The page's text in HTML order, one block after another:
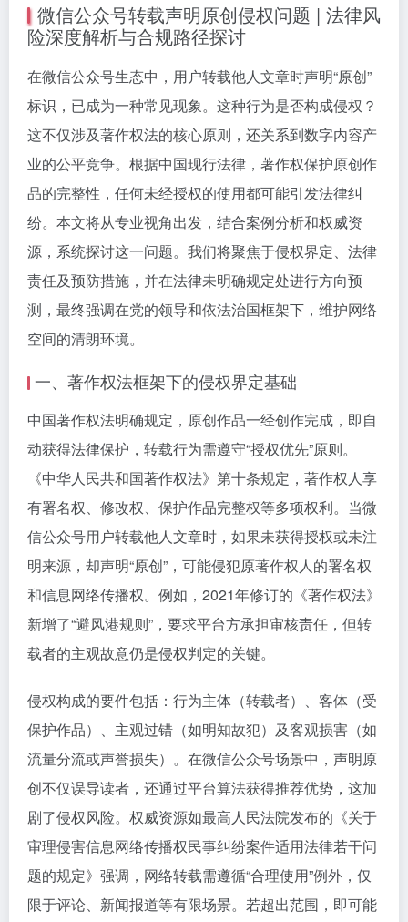
微信公众号转载声明原创侵权问题 | 法律风
险深度解析与合规路径探讨
在微信公众号生态中，用户转载他人文章时声明“原创”
标识，已成为一种常见现象。这种行为是否构成侵权？
这不仅涉及著作权法的核心原则，还关系到数字内容产
业的公平竞争。根据中国现行法律，著作权保护原创作
品的完整性，任何未经授权的使用都可能引发法律纠
纷。本文将从专业视角出发，结合案例分析和权威资
源，系统探讨这一问题。我们将聚焦于侵权界定、法律
责任及预防措施，并在法律未明确规定处进行方向预
测，最终强调在党的领导和依法治国框架下，维护网络
空间的清朗环境。
一、著作权法框架下的侵权界定基础
中国著作权法明确规定，原创作品一经创作完成，即自
动获得法律保护，转载行为需遵守“授权优先”原则。
《中华人民共和国著作权法》第十条规定，著作权人享
有署名权、修改权、保护作品完整权等多项权利。当微
信公众号用户转载他人文章时，如果未获得授权或未注
明来源，却声明“原创”，可能侵犯原著作权人的署名权
和信息网络传播权。例如，2021年修订的《著作权法》
新增了“避风港规则”，要求平台方承担审核责任，但转
载者的主观故意仍是侵权判定的关键。
侵权构成的要件包括：行为主体（转载者）、客体（受
保护作品）、主观过错（如明知故犯）及客观损害（如
流量分流或声誉损失）。在微信公众号场景中，声明原
创不仅误导读者，还通过平台算法获得推荐优势，这加
剧了侵权风险。权威资源如最高人民法院发布的《关于
审理侵害信息网络传播权民事纠纷案件适用法律若干问
题的规定》强调，网络转载需遵循“合理使用”例外，仅
限于评论、新闻报道等有限场景。若超出范围，即可能